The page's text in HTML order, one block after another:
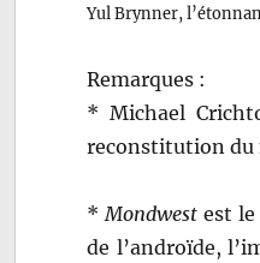
Yul Brynner,
Remarques :
* Michael
reconstitution du
* Mondwest est
de l’androïde,